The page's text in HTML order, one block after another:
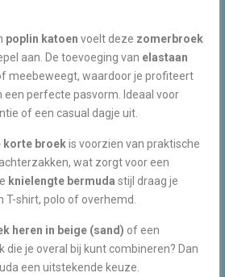
poplin katoen voelt deze zomerbroek
aan. De toevoeging van elastaan
meebeweegt, waardoor je profiteert
perfecte pasvorm. Ideaal voor
of een casual dagje uit.
korte broekis voorzien van praktische
wat zorgt voor een
knielengte bermuda stijl draag je
shirt, polo of overhemd.
heren in beige (sand) of een
je overal bij kunt combineren? Dan
een uitstekende keuze.